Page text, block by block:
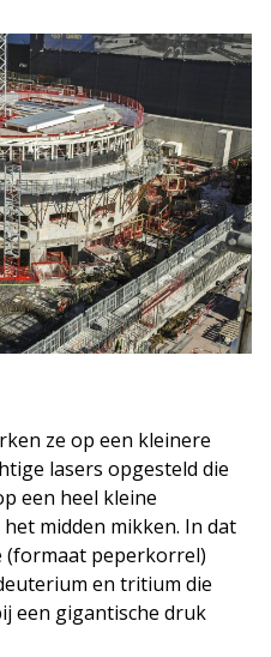
ze op een kleinere
lasers opgesteld die
een heel kleine
het midden mikken. In dat
(formaat peperkorrel)
en tritium die
een gigantische druk